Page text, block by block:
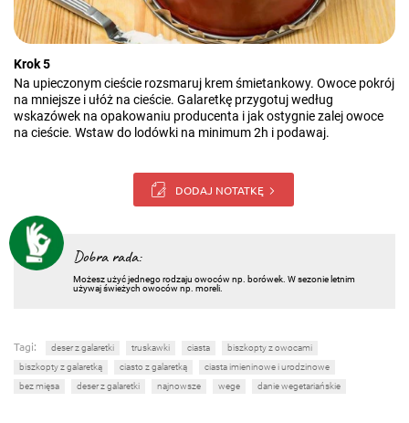
Krok 5
Na upieczonym cieście rozsmaruj krem śmietankowy. Owoce pokrój
na mniejsze i ułóż na cieście. Galaretkę przygotuj według
wskazówek na opakowaniu producenta i jak ostygnie zalej owoce
na cieście. Wstaw do lodówki na minimum 2h i podawaj.
DODAJ NOTATKĘ
Dobra rada:
Możesz użyć jednego rodzaju owoców np. borówek. W sezonie letnim
używaj świeżych owoców np. moreli.
Tagi: deser z galaretki truskawki ciasta
biszkopty z owocami
biszkopty z galaretką
ciasto z galaretką
ciasta imieninowe i urodzinowe
bez mięsa
deser z galaretki najnowsze wege danie wegetariańskie